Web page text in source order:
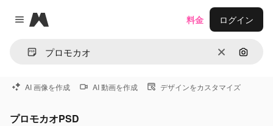
Close menu
Magnific
消去 画像で
料金 ログイン
AI 画像を作成 AI 動画を作成 デザインをカスタマイズ
プロモカオPSD